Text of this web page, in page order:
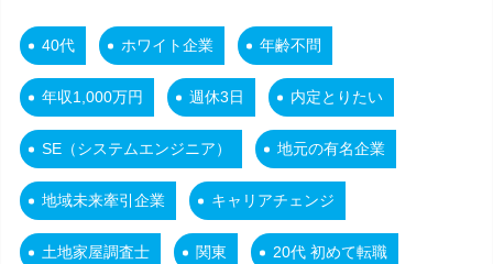
40代 ホワイト企業 年齢不問
年収1,000万円 週休3日 内定とりたい
SE（システムエンジニア） 地元の有名企業
地域未来牽引企業 キャリアチェンジ
土地家屋調査士 関東 20代 初めて転職